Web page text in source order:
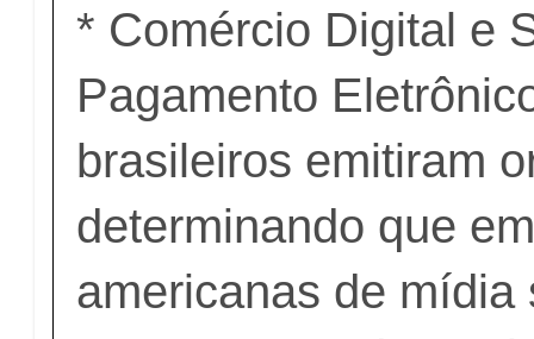
* Comércio Digital e
Pagamento
brasileiros emitiram
determinando que
americanas de mídia